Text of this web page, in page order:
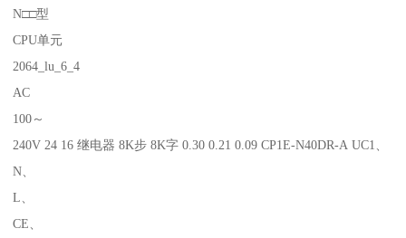
N□□型
CPU单元
2064_lu_6_4
AC
100～
240V 24 16 继电器 8K步 8K字 0.30 0.21 0.09 CP1E-N40DR-A UC1、
N、
L、
CE、